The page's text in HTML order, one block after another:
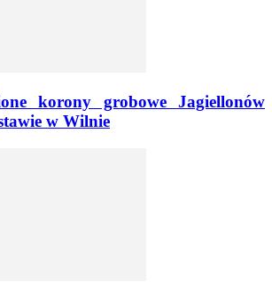
korony grobowe Jagiellonów
w Wilnie